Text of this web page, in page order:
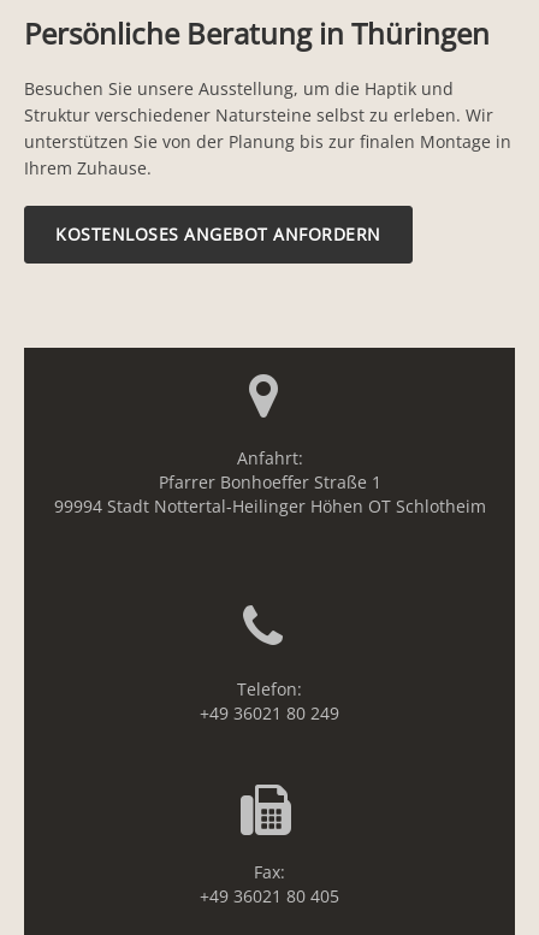
Persönliche Beratung in Thüringen
Besuchen Sie unsere Ausstellung, um die Haptik und
Struktur verschiedener Natursteine selbst zu erleben. Wir
unterstützen Sie von der Planung bis zur finalen Montage in
Ihrem Zuhause.
KOSTENLOSES ANGEBOT ANFORDERN
Anfahrt:
Pfarrer Bonhoeffer Straße 1
99994 Stadt Nottertal-Heilinger Höhen OT Schlotheim
Telefon:
+49 36021 80 249
Fax:
+49 36021 80 405